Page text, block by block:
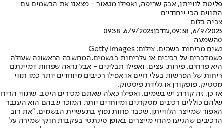
פליטת לווייתן, אבק שריפה, ואפילו מטאור - מצאנו את הבשמים עם
התווים הכי ייחודיים
צביה בלום
6/9/2023, 09:38
,עודכן6/9/2023, 09:38
0השמעה
נשים מריחות בשמים. צילום: Getty Images
כשמדברים על רכיבים או עלריחות בבשמים,המחשבה הראשונה שעולה
היא פרחים, פירות, עצים, ואפילו תבלינים - אבל נראה שפחות דמיינתם
ריחות של הפרשות בעלי חיים או אפילו רכיבים מיוחדים יותר כמו תווי
מסטיק, פופקורן או גלידת פיסטוק.
אז כן, זה קורה: יש בשמים, ואפילו כאלה שאתם מכירים היטב, שתווי הריח
שלהם כוללים רכיבים מסקרנים ומיוחדים יותר. המוכר שבהם הוא הענבר
האפור שמייצר הלווייתן, שכבר פחות נפוץ בתעשיית הבשמים. "את רוב
הרכיבים שהגיעו מהחי מייצרים באופן סינתטי בעקבות חוקי שמירה על